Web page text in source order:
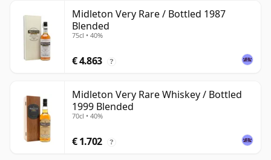
Midleton Very Rare / Bottled 1987
Blended
75cl • 40%
€ 4.863 ?
Midleton Very Rare Whiskey / Bottled
1999 Blended
70cl • 40%
€ 1.702 ?